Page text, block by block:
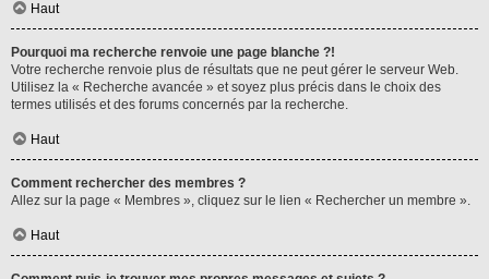
Haut
Pourquoi ma recherche renvoie une page blanche ?!
Votre recherche renvoie plus de résultats que ne peut gérer le serveur Web.
Utilisez la « Recherche avancée » et soyez plus précis dans le choix des
termes utilisés et des forums concernés par la recherche.
Haut
Comment rechercher des membres ?
Allez sur la page « Membres », cliquez sur le lien « Rechercher un membre ».
Haut